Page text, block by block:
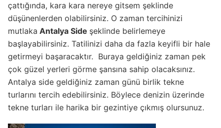
çattığında, kara kara nereye gitsem şeklinde
düşünenlerden olabilirsiniz. O zaman tercihinizi
mutlaka Antalya Side şeklinde belirlemeye
başlayabilirsiniz. Tatilinizi daha da fazla keyifli bir hale
getirmeyi başaracaktır. Buraya geldiğiniz zaman pek
çok güzel yerleri görme şansına sahip olacaksınız.
Antalya side geldiğiniz zaman günü birlik tekne
turlarını tercih edebilirsiniz. Böylece denizin üzerinde
tekne turları ile harika bir gezintiye çıkmış olursunuz.